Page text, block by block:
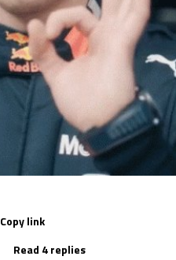
Copy link
Read 4 replies